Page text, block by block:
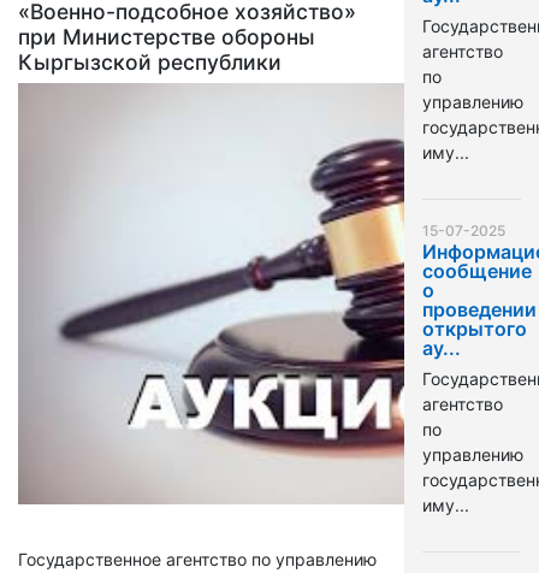
«Военно-подсобное хозяйство»
при Министерстве обороны
Кыргызской республики
Государственное агентство по управлению
агентство
по
управлению
иму...
15-07-2025
сообщение
о
проведении
открытого
ау...
агентство
по
управлению
иму...